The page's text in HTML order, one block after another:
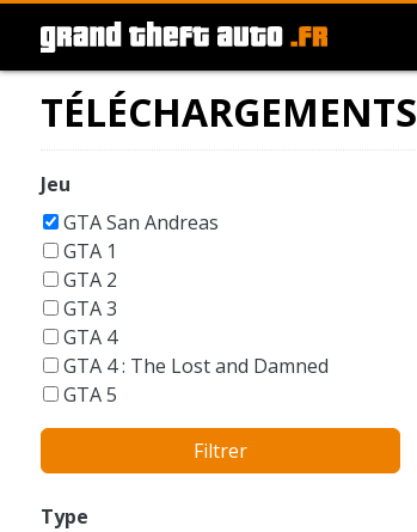
TÉLÉCHARGEMENTS
Jeu
GTA San Andreas
GTA 1
GTA 2
GTA 3
GTA 4
GTA 4 : The Lost and Damned
GTA 5
GTA 6
GTA Liberty City Stories
GTA London 1969
GTA Vice City
Filtrer
Type